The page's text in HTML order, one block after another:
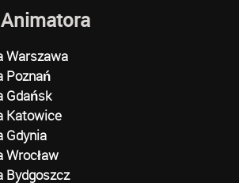
Warszawa
Poznań
Gdańsk
Katowice
Gdynia
Wrocław
Bydgoszcz